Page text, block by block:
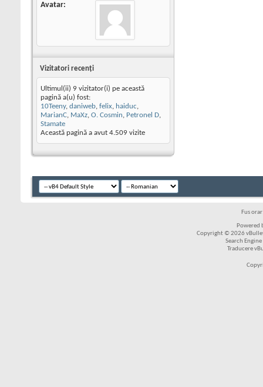
Avatar
Vizitatori recenţi
Ultimul(ii) 9 vizitator(i) pe această
pagină a(u) fost:
10Teeny, daniweb, felix, haiduc,
MarianC, MaXz, O. Cosmin, Petronel D,
Stamate
Această pagină a avut 4.509 vizite
Fus
Powered
Copyright © 2026
Search
Traducere